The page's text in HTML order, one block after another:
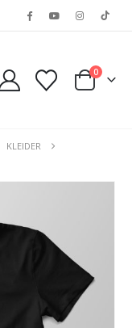
0
KLEIDER